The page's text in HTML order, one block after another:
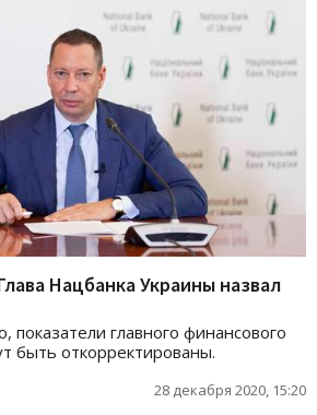
Нацбанка Украины назвал
главного финансового
быть откорректированы.
28 декабря 2020, 15:20